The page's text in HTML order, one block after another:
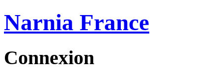
Narnia France
Connexion